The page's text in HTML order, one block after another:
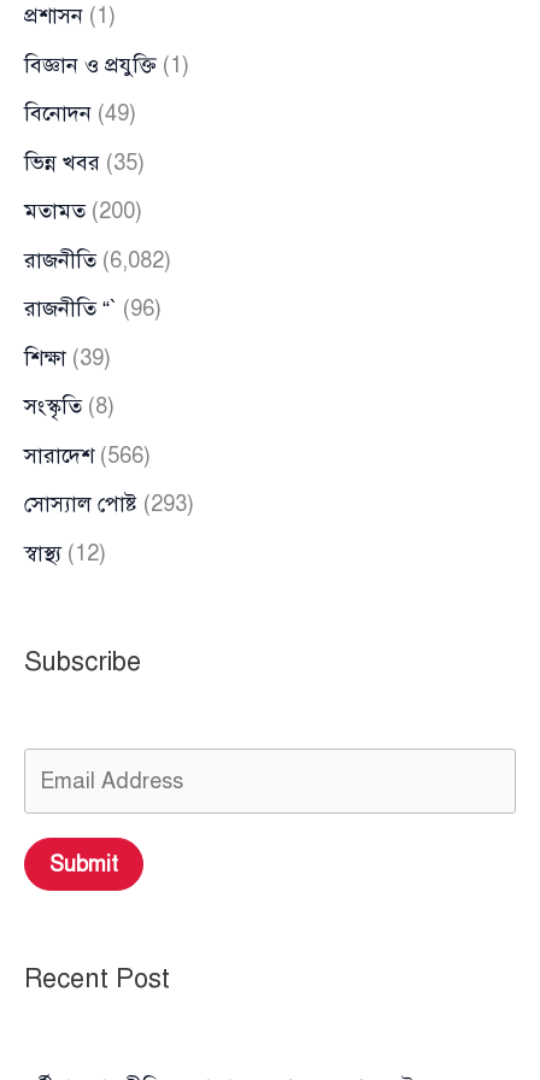
প্রশাসন (1)
বিজ্ঞান ও প্রযুক্তি (1)
বিনোদন (49)
ভিন্ন খবর (35)
মতামত(200)
রাজনীতি(6,082)
রাজনীতি “` (96)
শিক্ষা (39)
সংস্কৃতি(8)
সারাদেশ(566)
সোস্যাল পোষ্ট (293)
স্বাস্থ্য(12)
Subscribe
Submit
Recent Post